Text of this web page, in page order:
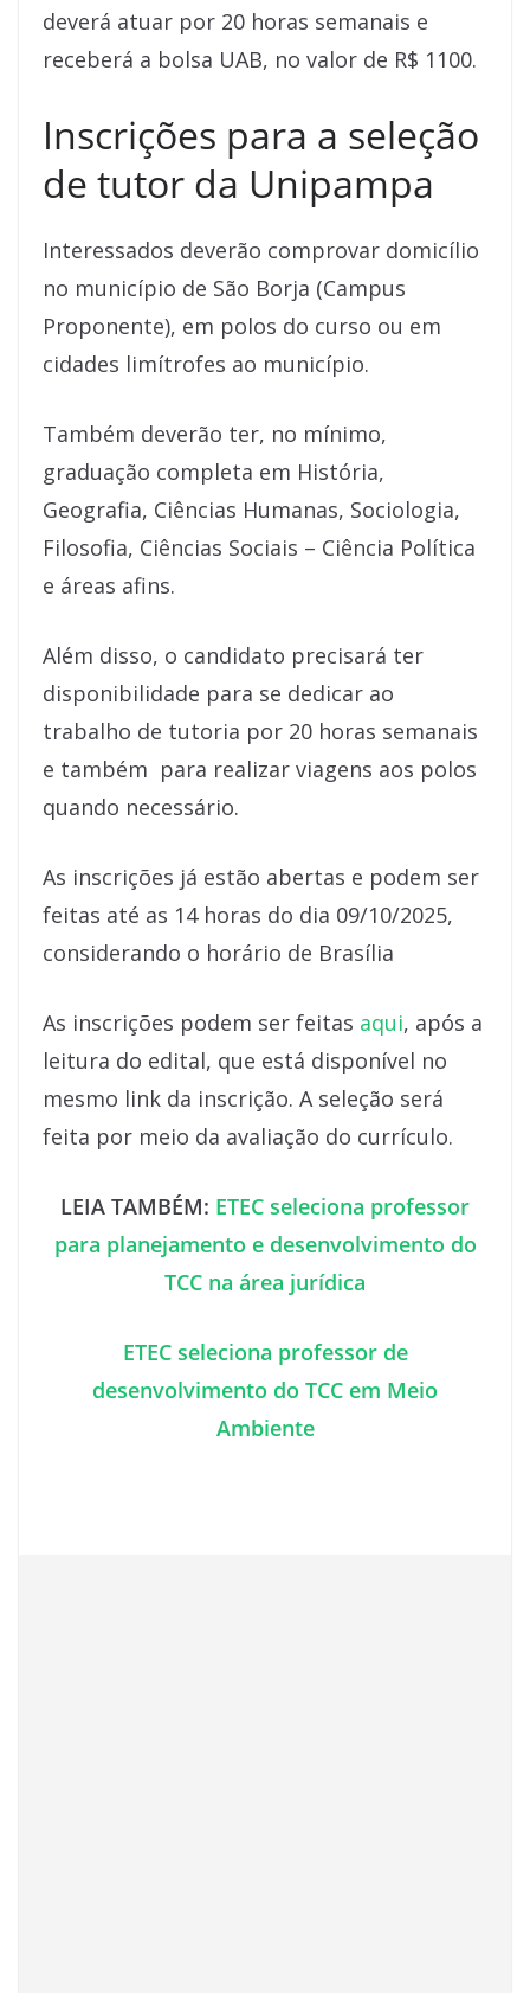
deverá atuar por 20 horas semanais e
receberá a bolsa UAB, no valor de R$ 1100.
Inscrições para a seleção
de tutor da Unipampa
Interessados deverão comprovar domicílio
no município de São Borja (Campus
Proponente), em polos do curso ou em
cidades limítrofes ao município.
Também deverão ter, no mínimo,
graduação completa em História,
Geografia, Ciências Humanas, Sociologia,
Filosofia, Ciências Sociais – Ciência Política
e áreas afins.
Além disso, o candidato precisará ter
disponibilidade para se dedicar ao
trabalho de tutoria por 20 horas semanais
e também para realizar viagens aos polos
quando necessário.
As inscrições já estão abertas e podem ser
feitas até as 14 horas do dia 09/10/2025,
considerando o horário de Brasília
As inscrições podem ser feitas aqui, após a
leitura do edital, que está disponível no
mesmo link da inscrição. A seleção será
feita por meio da avaliação do currículo.
LEIA TAMBÉM: ETEC seleciona professor
para planejamento e desenvolvimento do
TCC na área jurídica
ETEC seleciona professor de
desenvolvimento do TCC em Meio
Ambiente